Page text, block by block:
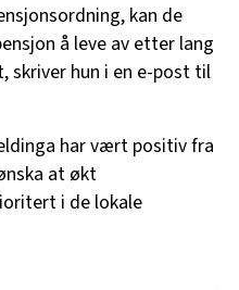
kan de
å leve av etter lang
skriver hun i en e-post til
har vært positiv fra
at økt
i de lokale